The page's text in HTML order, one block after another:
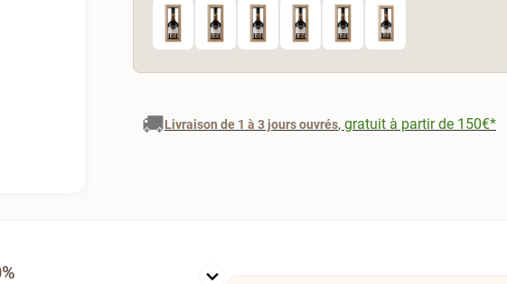
🚚Livraison de 1 à 3 jours ouvrés, gratuit à partir de 150€*